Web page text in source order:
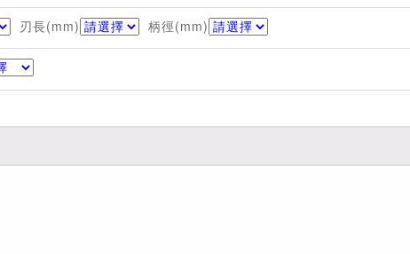
刃長(mm) 柄徑(mm)